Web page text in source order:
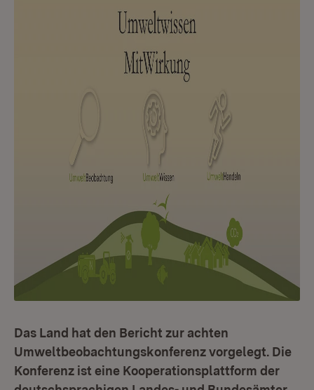
Das Land hat den Bericht zur achten
Umweltbeobachtungskonferenz vorgelegt. Die
Konferenz ist eine Kooperationsplattform der